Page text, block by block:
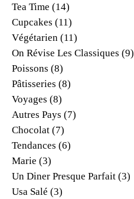
Tea Time (14)
Cupcakes (11)
Végétarien (11)
On Révise Les Classiques (9)
Poissons (8)
Pâtisseries (8)
Voyages (8)
Autres Pays (7)
Chocolat (7)
Tendances (6)
Marie (3)
Un Diner Presque Parfait (3)
Usa Salé (3)